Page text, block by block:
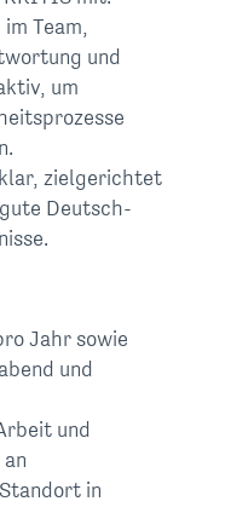
Team,
und
um
zielgerichtet
Deutsch-
Jahr sowie
und
und
in